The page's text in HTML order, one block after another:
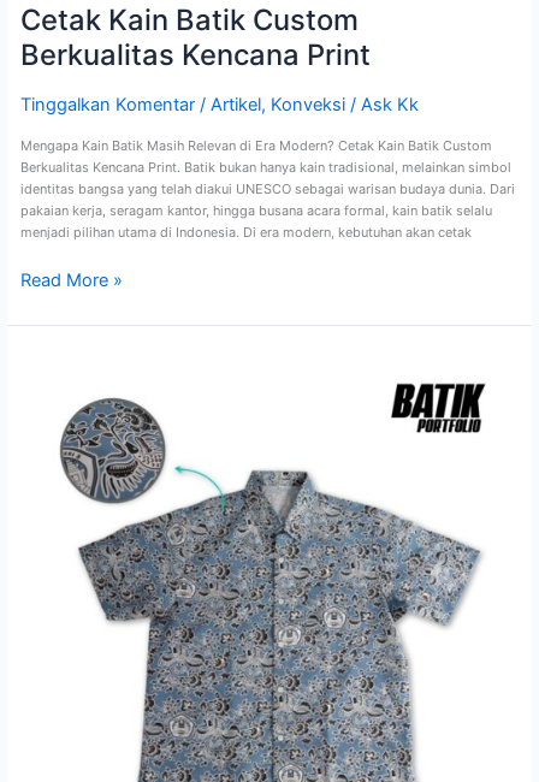
Cetak Kain Batik Custom
Berkualitas Kencana Print
Tinggalkan Komentar / Artikel, Konveksi/ Ask Kk
Mengapa Kain Batik Masih Relevan di Era Modern? Cetak Kain Batik Custom
Berkualitas Kencana Print. Batik bukan hanya kain tradisional, melainkan simbol
identitas bangsa yang telah diakui UNESCO sebagai warisan budaya dunia. Dari
pakaian kerja, seragam kantor, hingga busana acara formal, kain batik selalu
menjadi pilihan utama di Indonesia. Di era modern, kebutuhan akan cetak
Read More »
Seragam